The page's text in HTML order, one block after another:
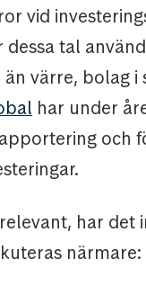
vid
tal
värre, bolag
har under
och
har det
närmare: